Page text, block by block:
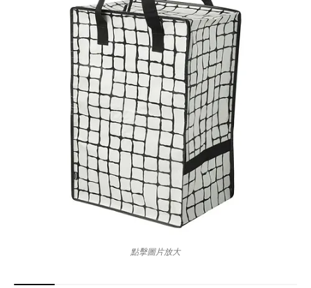
點擊圖片放大